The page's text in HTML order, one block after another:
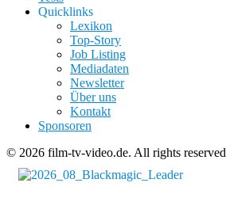
Quicklinks
Lexikon
Top-Story
Job Listing
Mediadaten
Newsletter
Über uns
Kontakt
Sponsoren
© 2026 film-tv-video.de. All rights reserved